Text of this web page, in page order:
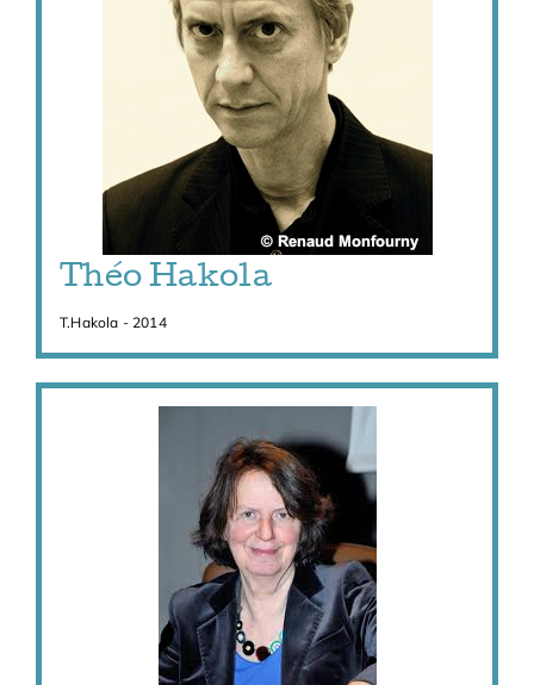
Théo Hakola
T.Hakola - 2014